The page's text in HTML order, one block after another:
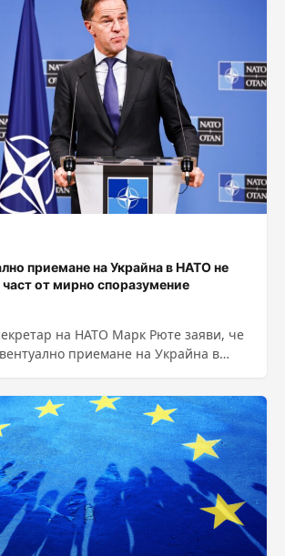
приемане на Украйна в НАТО не
от мирно споразумение
на НАТО Марк Рюте заяви, че
приемане на Украйна в